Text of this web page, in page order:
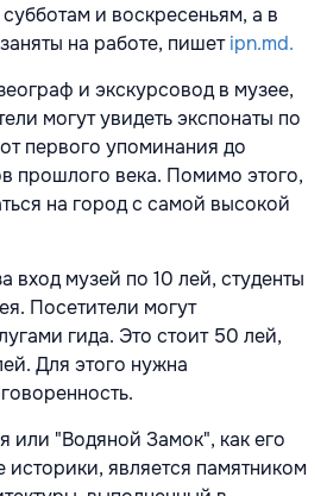
и воскресеньям, а в
на работе, пишетipn.md.
и экскурсовод в музее,
могут увидеть экспонаты по
первого упоминания до
прошлого века. Помимо этого,
на город с самой высокой
вход музей по 10 лей, студенты
Посетители могут
гида. Это стоит 50 лей,
Для этого нужна
или "Водяной Замок", как его
историки, является памятником